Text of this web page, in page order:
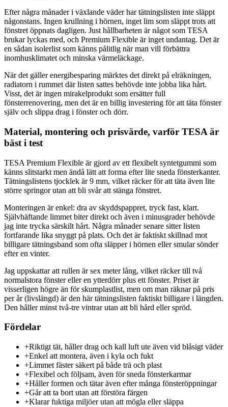
Efter några månader i växlande väder har tätningslisten inte släppt
någonstans. Ingen krullning i hörnen, inget lim som släppt trots att
fönstret öppnats dagligen. Just hållbarheten är något som TESA
brukar lyckas med, och Premium Flexible är inget undantag. Det är
en sådan isolerlist som känns pålitlig när man vill förbättra
inomhusklimatet och minska värmeläckage.
När det gäller energibesparing märktes det direkt på elräkningen,
radiatorn i rummet där listen sattes behövde inte jobba lika hårt.
Visst, det är ingen mirakelprodukt som ersätter full
fönsterrenovering, men det är en billig investering för att täta fönster
själv och slippa drag i fönster och dörr.
Material, montering och prisvärde, varför TESA är
bäst i test
TESA Premium Flexible är gjord av ett flexibelt syntetgummi som
känns slitstarkt men ändå lätt att forma efter lite sneda fönsterkanter.
Tätningslistens tjocklek är 9 mm, vilket räcker för att täta även lite
större springor utan att bli svår att stänga fönstret.
Monteringen är enkel: dra av skyddspappret, tryck fast, klart.
Självhäftande limmet biter direkt och även i minusgrader behövde
jag inte trycka särskilt hårt. Några månader senare sitter listen
fortfarande lika snyggt på plats. Och det är faktiskt skillnad mot
billigare tätningsband som ofta släpper i hörnen eller smular sönder
efter en vinter.
Jag uppskattar att rullen är sex meter lång, vilket räcker till två
normalstora fönster eller en ytterdörr plus ett fönster. Priset är
visserligen högre än för skumplastlist, men om man räknar på pris
per år (livslängd) är den här tätningslisten faktiskt billigare i längden.
Den håller minst två-tre vintrar utan att bli hård eller spröd.
Fördelar
+Riktigt tät, håller drag och kall luft ute även vid blåsigt väder
+Enkel att montera, även i kyla och fukt
+Limmet fäster säkert på både trä och plast
+Flexibel och följsam, även för sneda fönsterkarmar
+Håller formen och tätar även efter många fönsteröppningar
+Går att ta bort utan att förstöra färgen
+Klarar fuktiga miljöer utan att mögla eller släppa